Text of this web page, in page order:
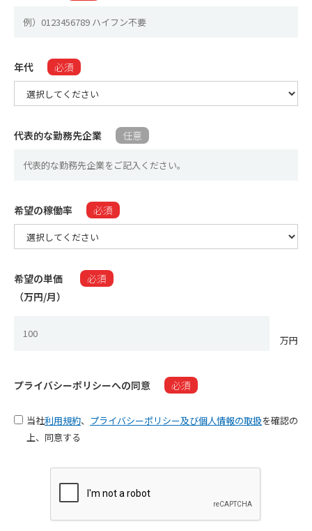
年代 必須
代表的な勤務先企業 任意
希望の稼働率​ 必須
希望の単価
（万円/月）​
必須
万円
プライバシーポリシーへの同意 必須
当社利用規約、 プライバシーポリシー及び個人情報の取扱を確認の
上、同意する